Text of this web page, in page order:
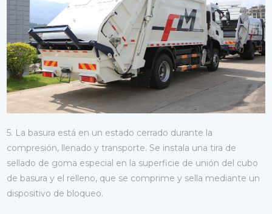
5. La basura está en un estado cerrado durante la
compresión, llenado y transporte. Se instala una tira de
sellado de goma especial en la superficie de unión del cubo
de basura y el relleno, que se comprime y sella mediante un
dispositivo de bloqueo.